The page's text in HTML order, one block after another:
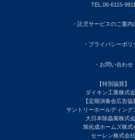
TEL.06-6115-9911
・託児サービスのご案内
・プライバシーポリ
・お問い合わせ
【特別協賛】
ダイキン工業株式
【定期演奏会広告協
サントリーホールディング
大日本除蟲菊株式
旭化成ホームズ株式
セーレン株式会社